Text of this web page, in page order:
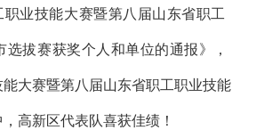
职业技能大赛暨第八届山东省职工
选拔赛获奖个人和单位的通报》，
大赛暨第八届山东省职工职业技能
高新区代表队喜获佳绩！